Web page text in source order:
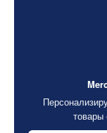
товары